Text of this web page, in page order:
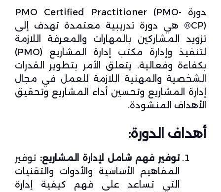
دورة PMO Certified Practitioner (PMO-
CP)® هي دورة تدريبية معتمدة تهدف إلى
تزويد المشاركين بالمهارات والمعرفة اللازمة
لتنفيذ وإدارة مكتب إدارة المشاريع (PMO)
بكفاءة وفعالية. يتعلق الأمر بتطوير القدرات
الشخصية والمهنية اللازمة للعمل في مجال
إدارة المشاريع وتحسين أداء المشاريع وتحقيق
الأهداف المنشودة.
أهداف الدورة:
توفير فهم شامل لإدارة المشاريع: توفير
المفاهيم الأساسية والأدوات والتقنيات
التي تساعد على فهم كيفية إدارة